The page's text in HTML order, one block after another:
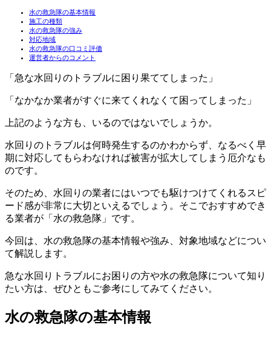
水の救急隊の基本情報
施工の種類
水の救急隊の強み
対応地域
水の救急隊の口コミ評価
運営者からのコメント
「急な水回りのトラブルに困り果ててしまった」
「なかなか業者がすぐに来てくれなくて困ってしまった」
上記のような方も、いるのではないでしょうか。
水回りのトラブルは何時発生するのかわからず、なるべく早
期に対応してもらわなければ被害が拡大してしまう厄介なも
のです。
そのため、水回りの業者にはいつでも駆けつけてくれるスピ
ード感が非常に大切といえるでしょう。そこでおすすめでき
る業者が「水の救急隊」です。
今回は、水の救急隊の基本情報や強み、対象地域などについ
て解説します。
急な水回りトラブルにお困りの方や水の救急隊について知り
たい方は、ぜひともご参考にしてみてください。
水の救急隊の基本情報